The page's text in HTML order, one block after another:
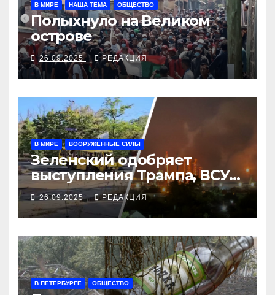
В МИРЕ НАША ТЕМА ОБЩЕСТВО
Полыхнуло на Великом
острове
26.09.2025 РЕДАКЦИЯ
В МИРЕ ВООРУЖЁННЫЕ СИЛЫ
Зеленский одобряет
выступления Трампа, ВСУ
закрыли Добропольский
рубеж
26.09.2025 РЕДАКЦИЯ
В ПЕТЕРБУРГЕ ОБЩЕСТВО